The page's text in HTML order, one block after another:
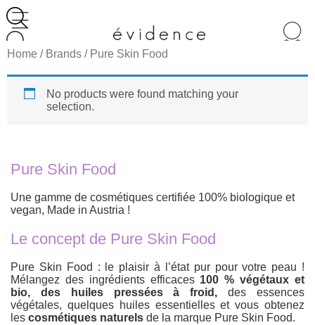
de
produits
Home / Brands / Pure Skin Food
No products were found matching your
selection.
Pure Skin Food
Une gamme de cosmétiques certifiée 100% biologique et
vegan, Made in Austria !
Le concept de Pure Skin Food
Pure Skin Food : le plaisir à l’état pur pour votre peau !
Mélangez des ingrédients efficaces100 % végétaux et
bio, des huiles pressées à froid, des essences
végétales, quelques huiles essentielles et vous obtenez
les cosmétiques naturels de la marque Pure Skin Food.